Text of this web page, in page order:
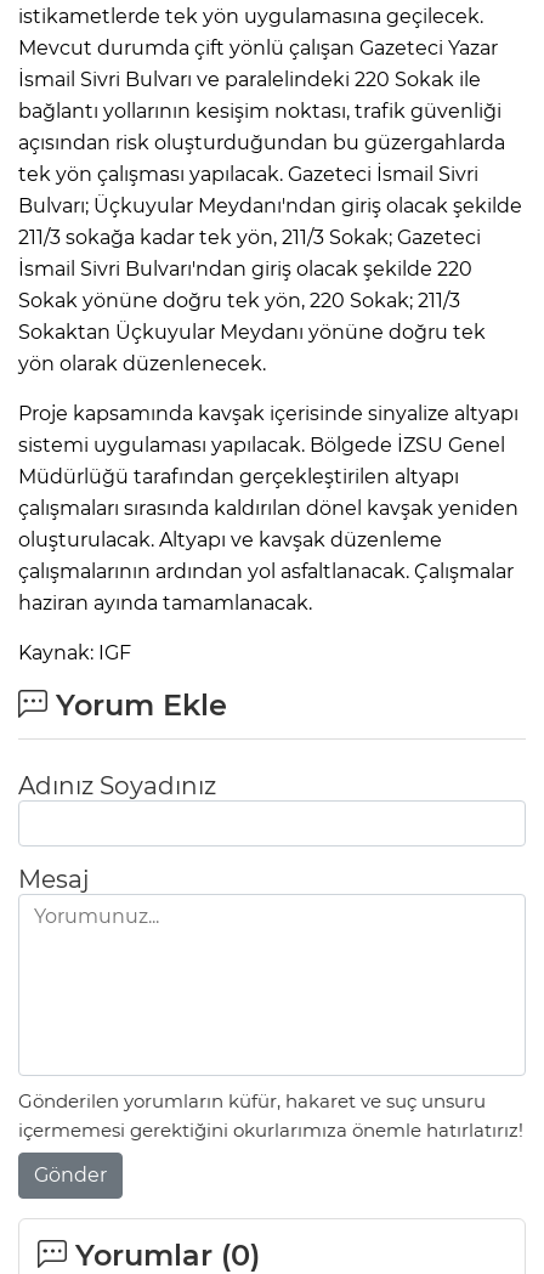
istikametlerde tek yön uygulamasına geçilecek.
Mevcut durumda çift yönlü çalışan Gazeteci Yazar
İsmail Sivri Bulvarı ve paralelindeki 220 Sokak ile
bağlantı yollarının kesişim noktası, trafik güvenliği
açısından risk oluşturduğundan bu güzergahlarda
tek yön çalışması yapılacak. Gazeteci İsmail Sivri
Bulvarı; Üçkuyular Meydanı'ndan giriş olacak şekilde
211/3 sokağa kadar tek yön, 211/3 Sokak; Gazeteci
İsmail Sivri Bulvarı'ndan giriş olacak şekilde 220
Sokak yönüne doğru tek yön, 220 Sokak; 211/3
Sokaktan Üçkuyular Meydanı yönüne doğru tek
yön olarak düzenlenecek.
Proje kapsamında kavşak içerisinde sinyalize altyapı
sistemi uygulaması yapılacak. Bölgede İZSU Genel
Müdürlüğü tarafından gerçekleştirilen altyapı
çalışmaları sırasında kaldırılan dönel kavşak yeniden
oluşturulacak. Altyapı ve kavşak düzenleme
çalışmalarının ardından yol asfaltlanacak. Çalışmalar
haziran ayında tamamlanacak.
Kaynak: IGF
Yorum Ekle
Adınız Soyadınız
Mesaj
Gönderilen yorumların küfür, hakaret ve suç unsuru
içermemesi gerektiğini okurlarımıza önemle hatırlatırız!
Gönder
Yorumlar (0)